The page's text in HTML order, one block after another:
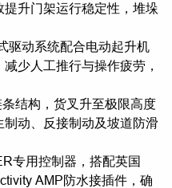
升门架运行稳定性，堆垛
驱动系统配合电动起升机
少人工推行与操作疲劳，
结构，货叉升至极限高度
动、反接制动及坡道防滑
专用控制器，搭配英国
AMP防水接插件，确